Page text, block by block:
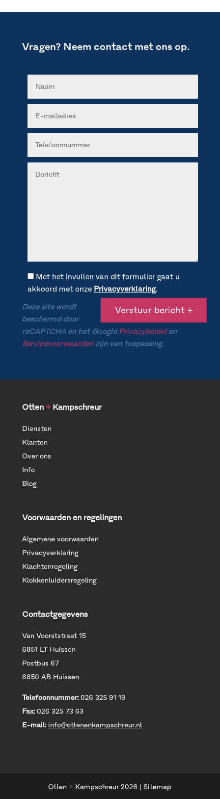
Vragen? Neem contact met ons op.
Met het invullen van dit formulier gaat u
akkoord met onze Privacyverklaring.
Deze site wordt
beschermd door
reCAPTCHA en het Google Privacybeleiden
Servicevoorwaardenzijn van toepassing.
Otten +Kampschreur
Diensten
Klanten
Over ons
Info
Blog
Voorwaarden en regelingen
Algemene voorwaarden
Privacyverklaring
Klachtenregeling
Klokkenluidersregeling
Contactgegevens
Van Voorststraat 15
6851 LT Huissen
Postbus 67
6850 AB Huissen
Telefoonnummer:026 325 91 19
Fax:026 325 73 63
E-mail: info@ottenenkampschreur.nl
Otten + Kampschreur2026 |Sitemap